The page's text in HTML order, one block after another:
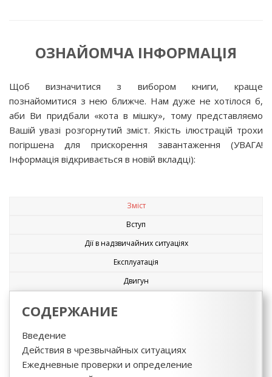
ОЗНАЙОМЧА ІНФОРМАЦІЯ
Щоб визначитися з вибором книги, краще
познайомитися з нею ближче. Нам дуже не хотілося б,
аби Ви придбали «кота в мішку», тому представляємо
Вашій увазі розгорнутий зміст. Якість ілюстрацій трохи
погіршена для прискорення завантаження (УВАГА!
Інформація відкривається в новій вкладці):
Зміст
Вступ
Дії в надзвичайних ситуаціях
Експлуатація
Двигун
СОДЕРЖАНИЕ
Введение
Действия в чрезвычайных ситуациях
Ежедневные проверки и определение